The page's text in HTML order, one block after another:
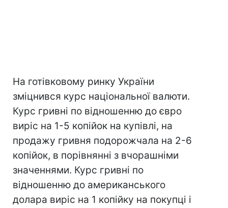
На готівковому ринку України
зміцнився курс національної валюти.
Курс гривні по відношенню до євро
виріс на 1-5 копійок на купівлі, на
продажу гривня подорожчала на 2-6
копійок, в порівнянні з вчорашніми
значеннями. Курс гривні по
відношенню до американського
долара виріс на 1 копійку на покупці і